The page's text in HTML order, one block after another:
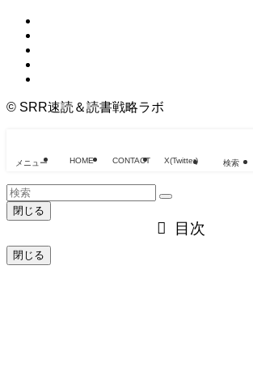
© SRR速読＆読書戦略ラボ
メニュー HOME CONTACT X(Twitter) 検索
閉じる
目次
閉じる